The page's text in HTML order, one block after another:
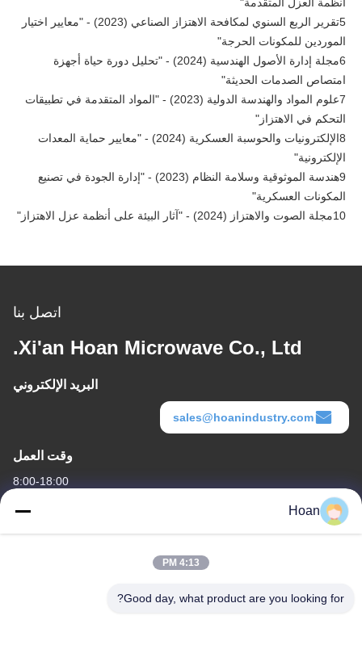
5تقرير الربع السنوي لمكافحة الاهتزاز الصناعي (2023) - "معايير اختيار
الموردين للمكونات الحرجة"
6مجلة إدارة الأصول الهندسية (2024) - "تحليل دورة حياة أجهزة
امتصاص الصدمات الحديثة"
7علوم المواد والهندسة الدولية (2023) - "المواد المتقدمة في تطبيقات
التحكم في الاهتزاز"
8الإلكترونيات والحوسبة العسكرية (2024) - "معايير حماية المعدات
الإلكترونية"
9هندسة الموثوقية وسلامة النظام (2023) - "إدارة الجودة في تصنيع
المكونات العسكرية"
10مجلة الصوت والاهتزاز (2024) - "آثار البيئة على أنظمة عزل الاهتزاز"
اتصل بنا
Xi'an Hoan Microwave Co., Ltd.
البريد الإلكتروني
sales@hoanindustry.com
وقت العمل
8:00-18:00
عنواننا Hoan
4:13 PM
Good day, what product are you looking for?